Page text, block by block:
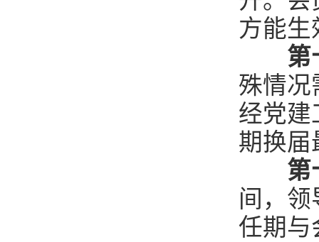
方能生
第
殊情况
经党建
期换届
第
间，
任期与